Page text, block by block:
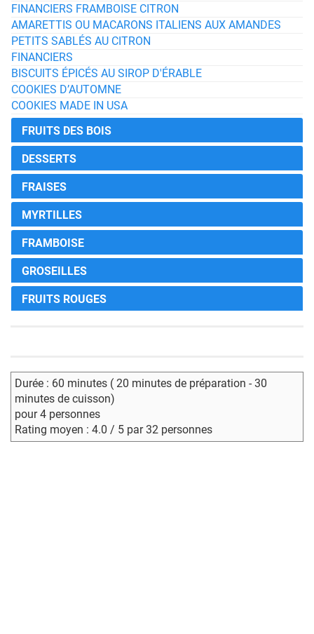
FINANCIERS FRAMBOISE CITRON
AMARETTIS OU MACARONS ITALIENS AUX AMANDES
PETITS SABLÉS AU CITRON
FINANCIERS
BISCUITS ÉPICÉS AU SIROP D'ÉRABLE
COOKIES D’AUTOMNE
COOKIES MADE IN USA
FRUITS DES BOIS
DESSERTS
FRAISES
MYRTILLES
FRAMBOISE
GROSEILLES
FRUITS ROUGES
Durée : 60 minutes ( 20 minutes de préparation - 30
minutes de cuisson)
pour 4 personnes
Rating moyen : 4.0 / 5 par 32 personnes